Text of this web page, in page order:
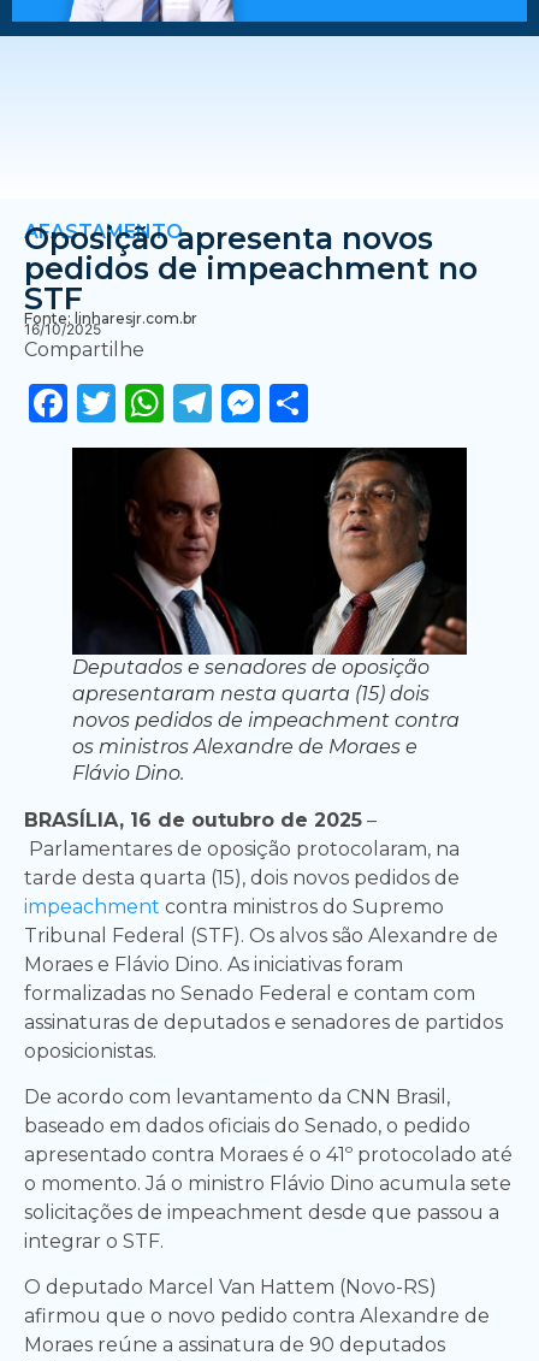
AFASTAMENTO
Oposição apresenta novos
pedidos de impeachment no
STF
Fonte: linharesjr.com.br
16/10/2025
Compartilhe
Facebook
Twitter
WhatsApp
Telegram
Messenger
Deputados e senadores de oposição
apresentaram nesta quarta (15) dois
novos pedidos de impeachment contra
os ministros Alexandre de Moraes e
Flávio Dino.
BRASÍLIA, 16 de outubro de 2025 –
Parlamentares de oposição protocolaram, na
tarde desta quarta (15), dois novos pedidos de
impeachment contra ministros do Supremo
Tribunal Federal (STF). Os alvos são Alexandre de
Moraes e Flávio Dino. As iniciativas foram
formalizadas no Senado Federal e contam com
assinaturas de deputados e senadores de partidos
oposicionistas.
De acordo com levantamento da CNN Brasil,
baseado em dados oficiais do Senado, o pedido
apresentado contra Moraes é o 41º protocolado até
o momento. Já o ministro Flávio Dino acumula sete
solicitações de impeachment desde que passou a
integrar o STF.
O deputado Marcel Van Hattem (Novo-RS)
afirmou que o novo pedido contra Alexandre de
Moraes reúne a assinatura de 90 deputados